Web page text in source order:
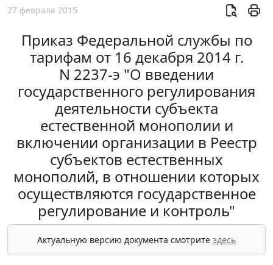
27 февраля 2015
Приказ Федеральной службы по
тарифам от 16 декабря 2014 г.
N 2237-э "О введении
государственного регулирования
деятельности субъекта
естественной монополии и
включении организации в Реестр
субъектов естественных
монополий, в отношении которых
осуществляются государственное
регулирование и контроль"
Актуальную версию документа смотрите здесь